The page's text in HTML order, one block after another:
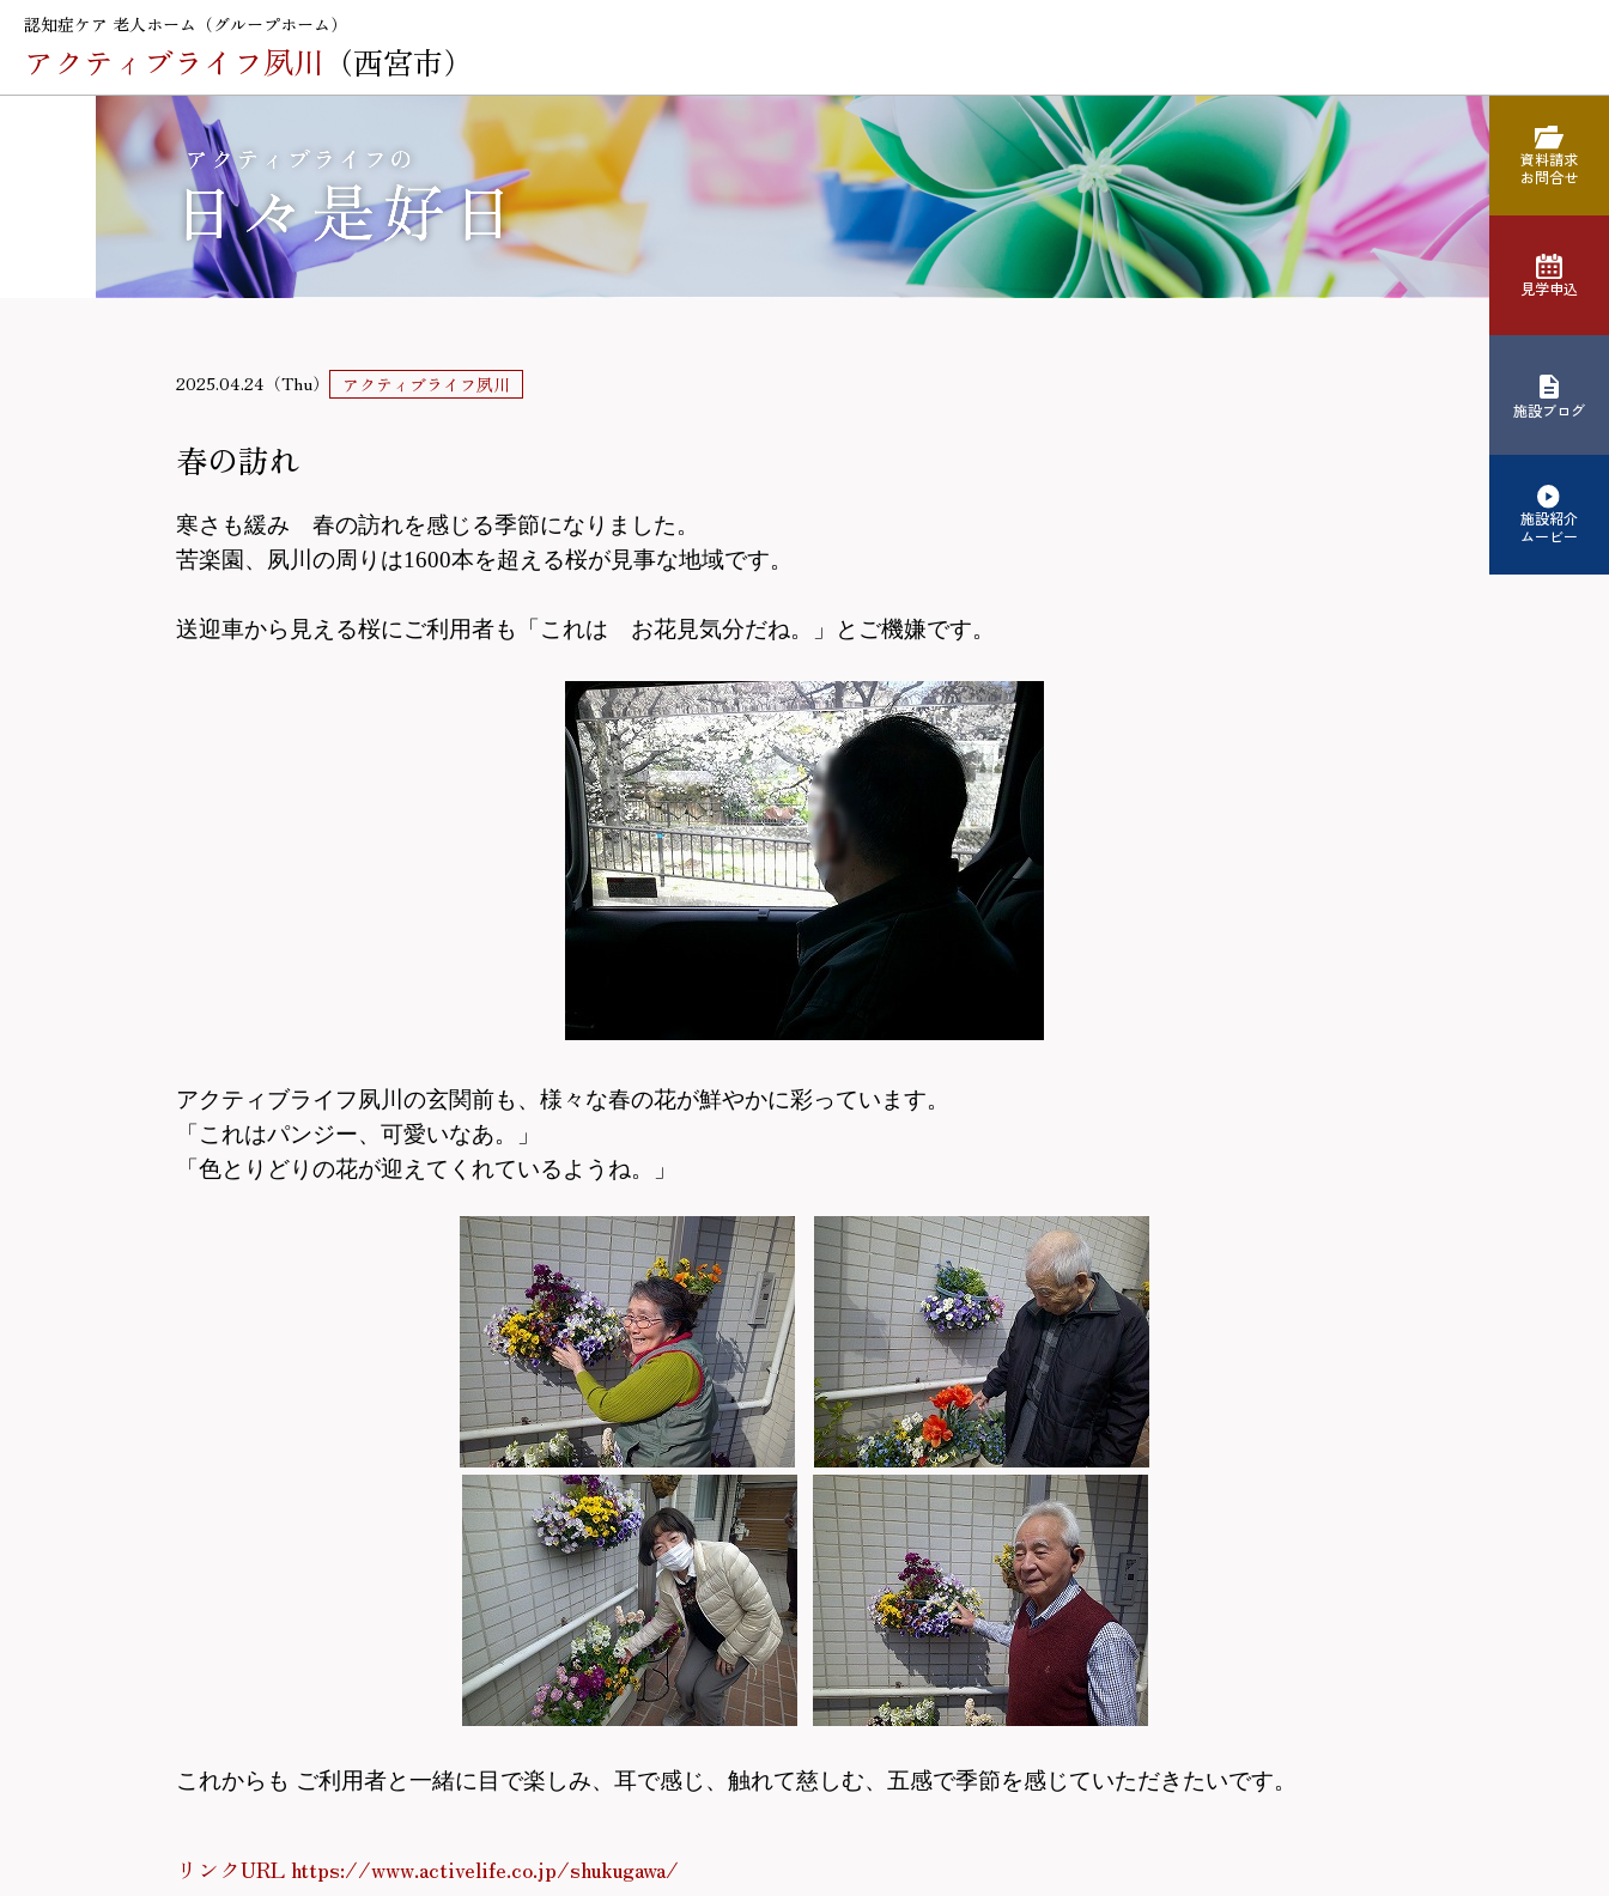
認知症ケア 老人ホーム（グループホーム）
アクティブライフ夙川 （西宮市）
資料請求
お問合せ
見学申込
施設ブログ
施設紹介
ムービー
2025.04.24（Thu） アクティブライフ夙川
春の訪れ
寒さも緩み 春の訪れを感じる季節になりました。
苦楽園、夙川の周りは1600本を超える桜が見事な地域です。
送迎車から見える桜にご利用者も「これは お花見気分だね。」とご機嫌です。
アクティブライフ夙川の玄関前も、様々な春の花が鮮やかに彩っています。
「これはパンジー、可愛いなあ。」
「色とりどりの花が迎えてくれているようね。」
これからも ご利用者と一緒に目で楽しみ、耳で感じ、触れて慈しむ、五感で季節を感じていただきたいです。
リンクURL https://www.activelife.co.jp/shukugawa/